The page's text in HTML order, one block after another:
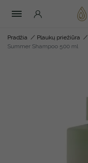
Pradžia / Plaukų priežiūra /
Summer Shampoo 500 ml